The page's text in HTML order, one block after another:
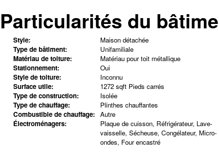
Particularités du
Style:
Maison détachée
Type de bâtiment:
Unifamiliale
Matériau de toiture:
Matériau pour toit métallique
Stationnement:
Oui
Style de toiture:
Inconnu
Surface utile:
1272 sqft Pieds carrés
Type de construction:
Isolée
Type de chauffage:
Plinthes chauffantes
Combustible de chauffage: Autre
Électroménagers:
Plaque de cuisson, Réfrigérateur, Lave-
vaisselle, Sécheuse, Congélateur, Micro-
ondes, Four encastré